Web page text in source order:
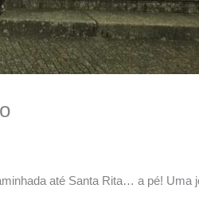
até Santa Rita… a pé! Uma